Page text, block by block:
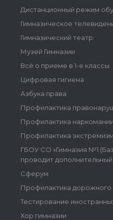
Дистанционный режим
Гимназическое
Гимназический театр
Музей Гимназии
Всё о приеме в 1-е классы
Цифровая гигиена
Азбука права
Профилактика
Профилактика наркомании
Профилактика
ГБОУ СО «Гимназия №1
проводит
Сферум
Профилактика дорожного
Тестирование
Хор гимназии